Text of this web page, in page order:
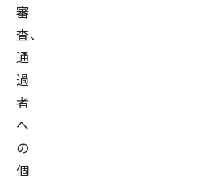
審
査、
通
過
者
へ
の
個